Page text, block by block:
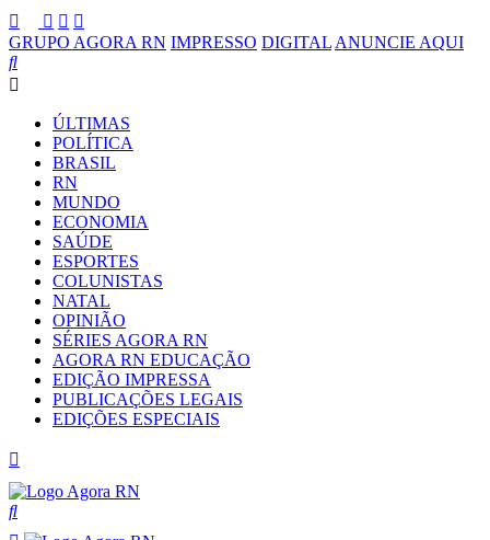
GRUPO AGORA RN IMPRESSO DIGITAL ANUNCIE AQUI
ÚLTIMAS
POLÍTICA
BRASIL
RN
MUNDO
ECONOMIA
SAÚDE
ESPORTES
COLUNISTAS
NATAL
OPINIÃO
SÉRIES AGORA RN
AGORA RN EDUCAÇÃO
EDIÇÃO IMPRESSA
PUBLICAÇÕES LEGAIS
EDIÇÕES ESPECIAIS